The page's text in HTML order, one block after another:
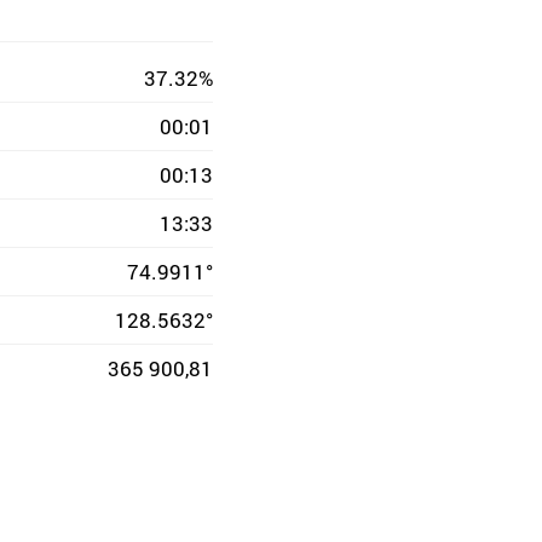
37.32%
00:01
00:13
13:33
74.9911°
128.5632°
365 900,81